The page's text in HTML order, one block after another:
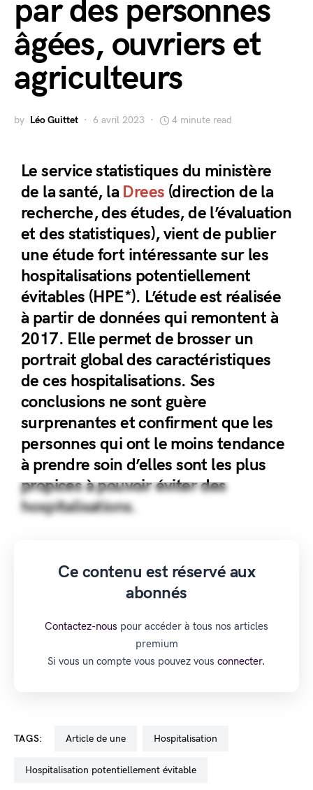
par des personnes
âgées, ouvriers et
agriculteurs
by Léo Guittet 6 avril 2023 4 minute read
Le service statistiques du ministère
de la santé, la Drees (direction de la
recherche, des études, de l’évaluation
et des statistiques), vient de publier
une étude fort intéressante sur les
hospitalisations potentiellement
évitables (HPE*). L’étude est réalisée
à partir de données qui remontent à
2017. Elle permet de brosser un
portrait global des caractéristiques
de ces hospitalisations. Ses
conclusions ne sont guère
surprenantes et confirment que les
personnes qui ont le moins tendance
à prendre soin d’elles sont les plus
propices à pouvoir éviter des
hospitalisations.
Ce contenu est réservé aux
abonnés
Contactez-nous pour accéder à tous nos articles
premium
Si vous un compte vous pouvez vous connecter.
TAGS: Article de une hospitalisation
hospitalisation potentiellement évitable